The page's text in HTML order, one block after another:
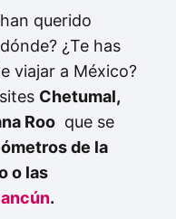
querido
¿Te has
viajar a México?
Chetumal,
Roo que se
de la
o las
.